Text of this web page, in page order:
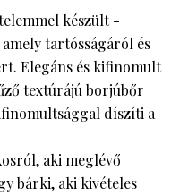
készült -
tartósságáról és
Elegáns és kifinomult
textúrájú borjúbőr
díszíti a
aki meglévő
bárki, aki kivételes